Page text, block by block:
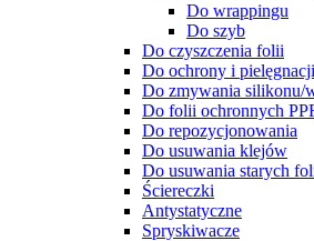
Do wrappingu
Do szyb
Do czyszczenia folii
Do ochrony i
Do zmywania silikonu/
Do folii ochronnych
Do repozycjonowania
Do usuwania klejów
Do usuwania starych
Ściereczki
Antystatyczne
Spryskiwacze